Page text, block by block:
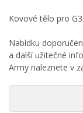
Kovové tělo pro
Nabídku
a další užitečné
Army naleznete v